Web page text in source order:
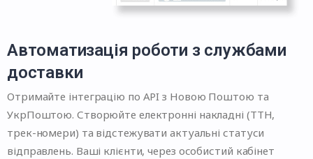
Автоматизація роботи з службами
доставки
Отримайте інтеграцію по API з Новою Поштою та
УкрПоштою. Створюйте електронні накладні (ТТН,
трек-номери) та відстежувати актуальні статуси
відправлень. Ваші клієнти, через особистий кабінет